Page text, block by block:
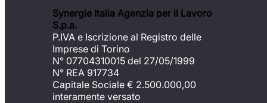
Synergie Italia Agenzia per il Lavoro
S.p.a.
P.IVA e Iscrizione al Registro delle
Imprese di Torino
N° 07704310015 del 27/05/1999
N° REA 917734
Capitale Sociale € 2.500.000,00
interamente versato